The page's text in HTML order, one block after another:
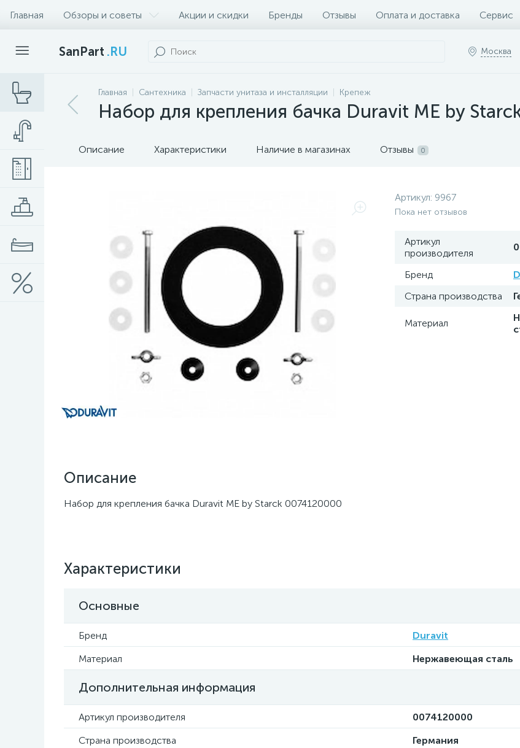
Главная Обзоры и советы Акции и скидки Бренды Отзывы Оплата и доставка Сервис
SanPart .RU Москва
Главная Сантехника Запчасти унитаза и инсталляции Крепеж
Набор для крепления бачка Duravit ME by
Описание Характеристики Наличие в магазинах Отзывы 0
Артикул: 9967
Пока нет отзывов
Артикул
производителя
Бренд
Страна производства
Материал
Описание
Набор для крепления бачка Duravit ME by Starck 0074120000
Характеристики
Основные
Бренд
Duravit
Материал
Нержавеющая сталь
Дополнительная информация
Артикул производителя
0074120000
Страна производства
Германия